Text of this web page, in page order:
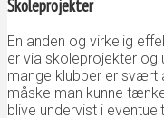
Skoleprojekter
En anden og virkelig
er via skoleprojekter og
mange klubber er svært
måske man kunne
blive undervist i